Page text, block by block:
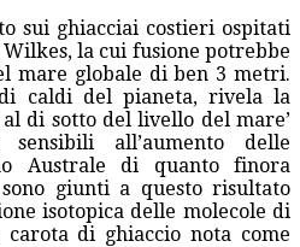
sui ghiacciai costieri ospitati
la cui fusione potrebbe
mare globale di ben 3 metri.
caldi del pianeta, rivela la
di sotto del livello del mare’
all’aumento delle
Australe di quanto finora
giunti a questo risultato
isotopica delle molecole di
di ghiaccio nota come